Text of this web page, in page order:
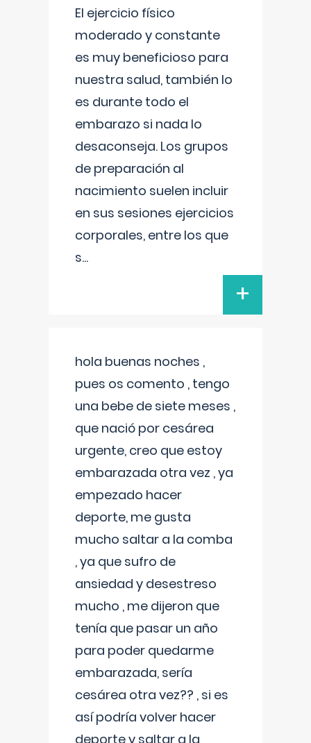
El ejercicio físico
moderado y constante
es muy beneficioso para
nuestra salud, también lo
es durante todo el
embarazo si nada lo
desaconseja. Los grupos
de preparación al
nacimiento suelen incluir
en sus sesiones ejercicios
corporales, entre los que
s...
+
hola buenas noches ,
pues os comento , tengo
una bebe de siete meses ,
que nació por cesárea
urgente, creo que estoy
embarazada otra vez , ya
empezado hacer
deporte, me gusta
mucho saltar a la comba
, ya que sufro de
ansiedad y desestreso
mucho , me dijeron que
tenía que pasar un año
para poder quedarme
embarazada, sería
cesárea otra vez?? , si es
así podría volver hacer
deporte y saltar a la